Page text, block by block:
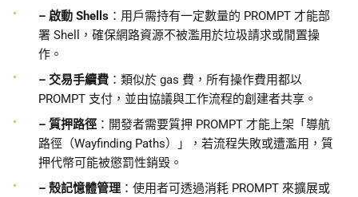
– 啟動 Shells ：用戶需持有一定數量的 PROMPT 才能部
署 Shell，確保網路資源不被濫用於垃圾請求或閒置操
作。
– 交易手續費 ：類似於 gas 費，所有操作費用都以
PROMPT 支付，並由協議與工作流程的創建者共享。
– 質押路徑 ：開發者需要質押 PROMPT 才能上架「導航
路徑（Wayfinding Paths）」，若流程失敗或遭濫用，質
押代幣可能被懲罰性銷毀。
– 殼記憶體管理 ：使用者可透過消耗 PROMPT 來擴展或